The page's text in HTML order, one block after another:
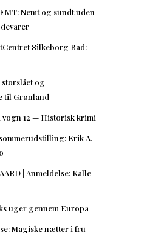
Nemt og sundt uden
Silkeborg Bad:
storslået og
til Grønland
vogn 12 — Historisk krimi
Erik A.
| Anmeldelse: Kalle
uger gennem Europa
Magiske nætter i fru